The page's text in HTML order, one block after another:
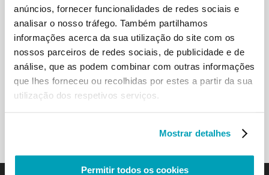
anúncios, fornecer funcionalidades de redes sociais e
analisar o nosso tráfego. Também partilhamos
informações acerca da sua utilização do site com os
nossos parceiros de redes sociais, de publicidade e de
análise, que as podem combinar com outras informações
que lhes forneceu ou recolhidas por estes a partir da sua
utilização dos respetivos serviços.
Mostrar detalhes
Permitir todos os cookies